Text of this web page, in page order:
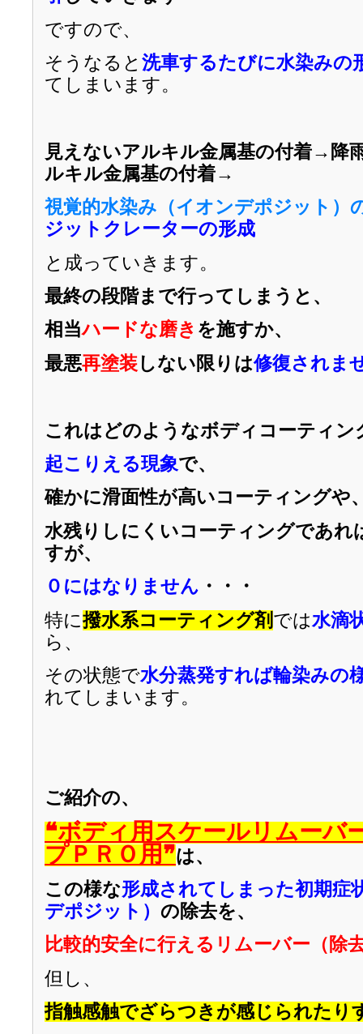
ですので、
そうなると 洗車するたびに水染みの
てしまいます。
見えないアルキル金属基の付着→降
ルキル金属基の付着→
視覚的水染み（イオンデポジット）
ジットクレーターの形成
と成っていきます。
最終の段階まで行ってしまうと、
相当ハードな磨き を施すか、
最悪再塗装 しない限りは修復されま
これはどのようなボディコーティン
起こりえる現象で、
確かに滑面性が高いコーティングや
水残りしにくいコーティングであれ
すが、
０にはなりません ・・・
特に撥水系コーティング剤 では水滴
ら、
その状態で水分蒸発すれば輪染みの
れてしまいます。
ご紹介の、
❝ボディ用スケールリムーバ
プＰＲＯ用❞は、
この様な形成されてしまった初期症
デポジット） の除去を、
比較的安全に行えるリムーバー（除
但し、
指触感触でざらつきが感じられたり